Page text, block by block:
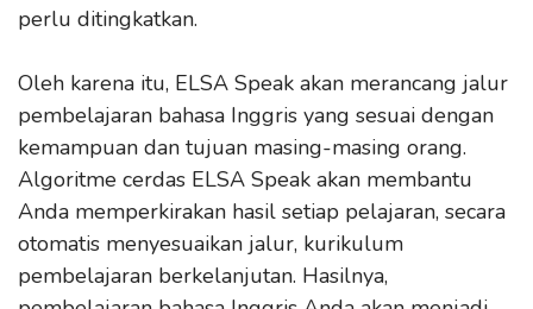
perlu ditingkatkan.
Oleh karena itu, ELSA Speak akan merancang jalur
pembelajaran bahasa Inggris yang sesuai dengan
kemampuan dan tujuan masing-masing orang.
Algoritme cerdas ELSA Speak akan membantu
Anda memperkirakan hasil setiap pelajaran, secara
otomatis menyesuaikan jalur, kurikulum
pembelajaran berkelanjutan. Hasilnya,